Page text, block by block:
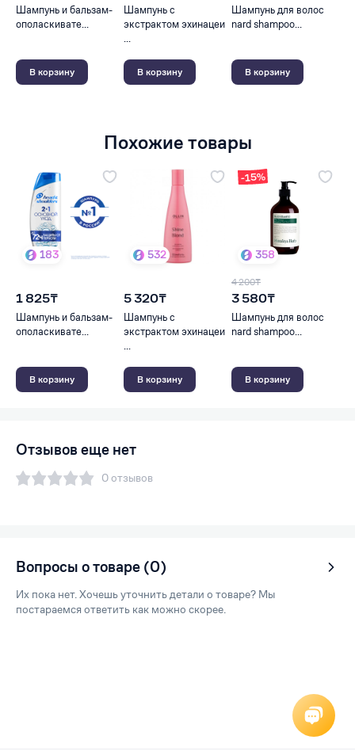
Шампунь и бальзам-
ополаскивате...
В корзину
Шампунь с
экстрактом эхинацеи
...
В корзину
Шампунь для волос
nard shampoo...
В корзину
Похожие товары
183
1 825₸
Шампунь и бальзам-
ополаскивате...
В корзину
532
5 320₸
Шампунь с
экстрактом эхинацеи
...
В корзину
-15%
358
4 200₸
3 580₸
Шампунь для волос
nard shampoo...
В корзину
Отзывов еще нет
0 отзывов
Вопросы о товаре (0)
Их пока нет. Хочешь уточнить детали о товаре? Мы
постараемся ответить как можно скорее.